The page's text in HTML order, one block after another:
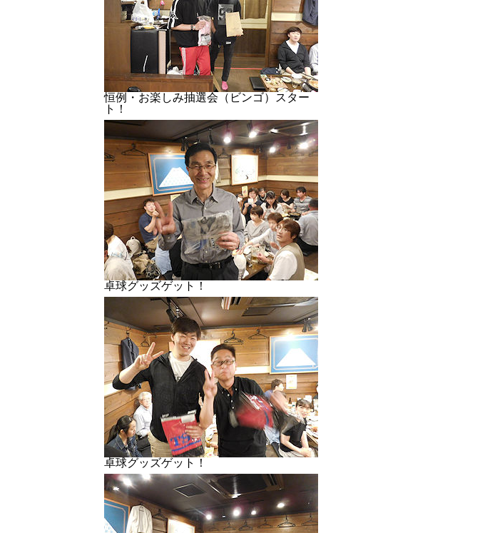
恒例・お楽しみ抽選会（ビンゴ）スター
ト！
卓球グッズゲット！
卓球グッズゲット！